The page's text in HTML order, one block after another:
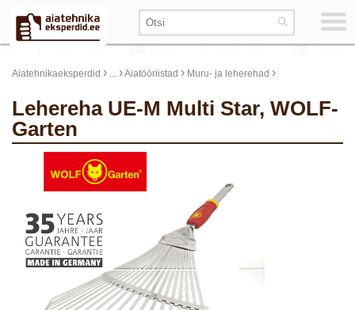
Aiatehnikaeksperdid › ... ›Aiatööriistad › Muru- ja leherehad ›
Lehereha UE-M Multi Star, WOLF-
Garten